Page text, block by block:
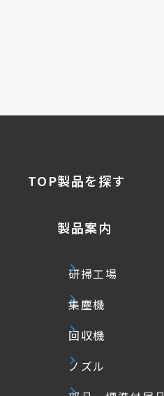
TOP製品を探す
製品案内
研掃工場
集塵機
回収機
ノズル